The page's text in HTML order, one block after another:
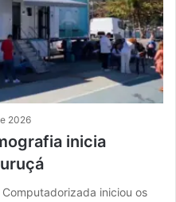
2026
inicia
iniciou os